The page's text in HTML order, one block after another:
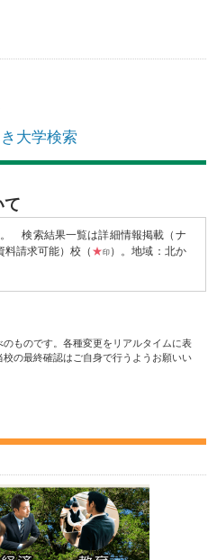
大学検索
て
検索結果一覧は詳細情報掲載（ナ
料請求可能）校（ ★印 ）。地域：北か
ものです。各種変更をリアルタイムに表
の最終確認はご自身で行うようお願いい